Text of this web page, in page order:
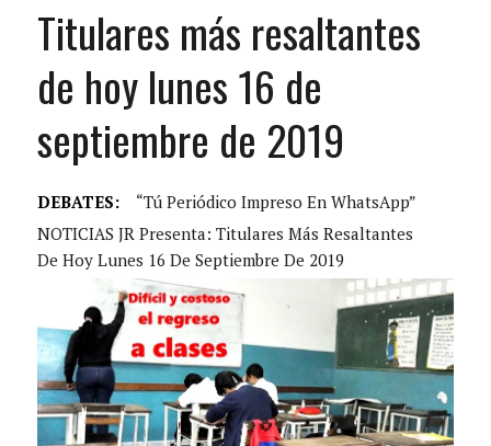
Titulares más resaltantes
de hoy lunes 16 de
septiembre de 2019
DEBATES:
“Tú Periódico Impreso En WhatsApp”
NOTICIAS JR Presenta: Titulares Más Resaltantes
De Hoy Lunes 16 De Septiembre De 2019